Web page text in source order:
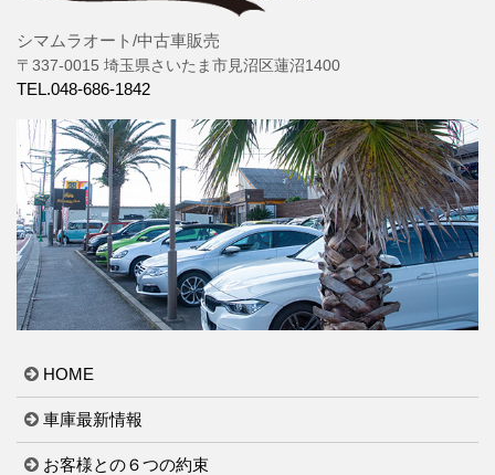
シマムラオート/中古車販売
〒337-0015 埼玉県さいたま市見沼区蓮沼1400
TEL.048-686-1842
HOME
車庫最新情報
お客様との６つの約束